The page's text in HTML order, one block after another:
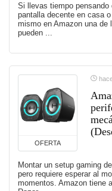
Si llevas tiempo pensando
pantalla decente en casa
mismo en Amazon una
pueden ...
OFERTA
Montar un setup gaming
pero requiere esperar al
momentos. Amazon tiene